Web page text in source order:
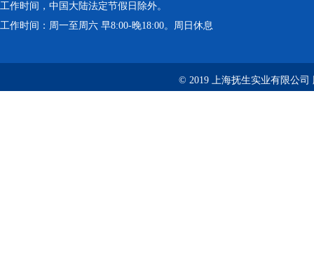
工作时间，中国大陆法定节假日除外。
工作时间：周一至周六 早8:00-晚18:00。周日休息
© 2019 上海抚生实业有限公司